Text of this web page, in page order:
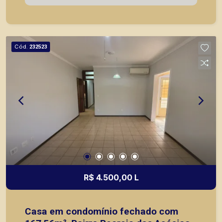
clientes com agilidade e segurança, em locação,
Preto.
Cód. 232523
R$ 4.500,00 L
Casa em condomínio fechado com